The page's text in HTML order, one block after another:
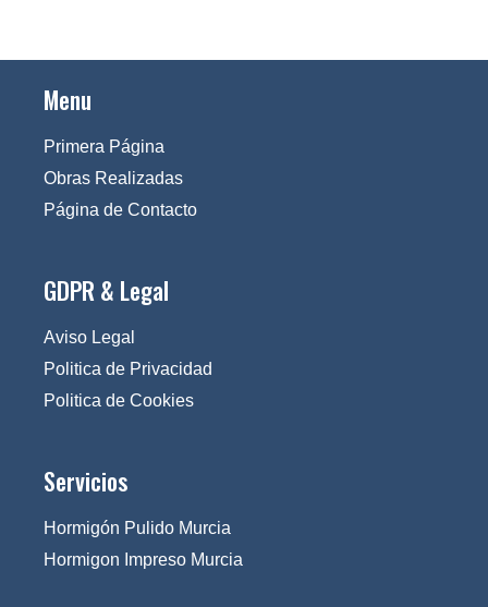
Menu
Primera Página
Obras Realizadas
Página de Contacto
GDPR & Legal
Aviso Legal
Politica de Privacidad
Politica de Cookies
Servicios
Hormigón Pulido Murcia
Hormigon Impreso Murcia